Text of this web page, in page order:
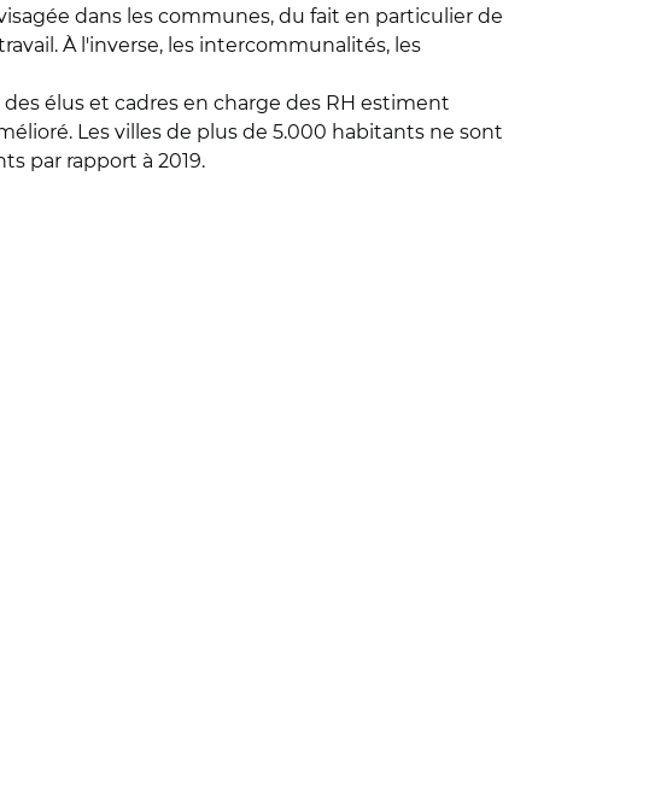
dans les communes, du fait en particulier de
À l'inverse, les intercommunalités, les
élus et cadres en charge des RH estiment
Les villes de plus de 5.000 habitants ne sont
par rapport à 2019.